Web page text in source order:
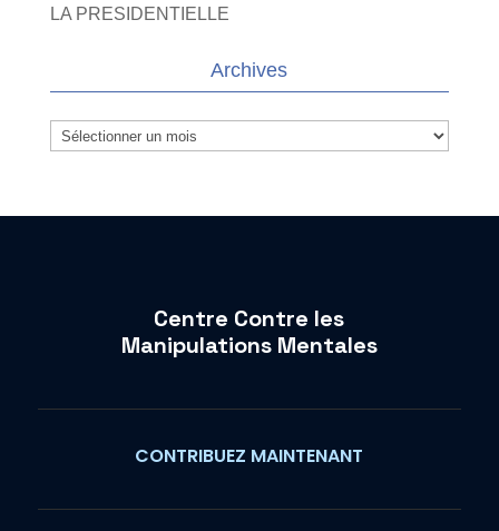
LA PRESIDENTIELLE
Archives
Archives
Centre Contre les
Manipulations Mentales
CONTRIBUEZ MAINTENANT